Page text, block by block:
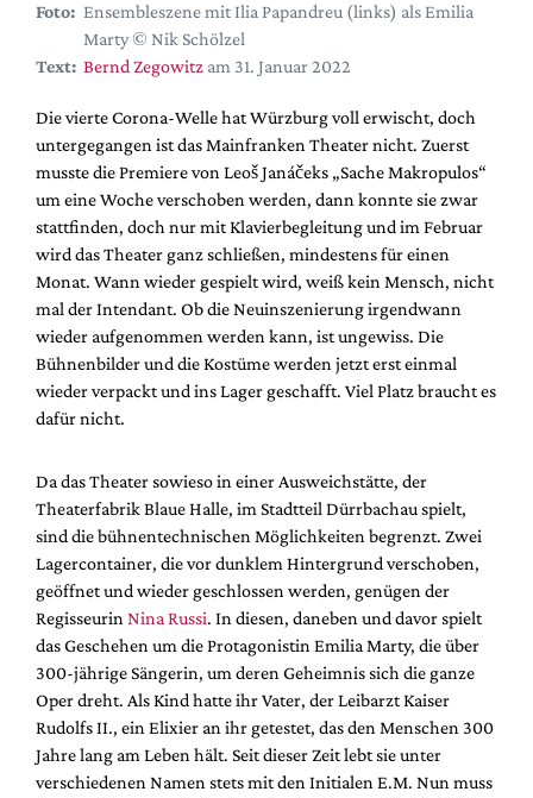
Festival-Planer
Hefte
Alle Hefte
Leseproben
Podcast
Service
Shop / Abo
Newsletter
Redaktion
Autor:innen
Partner
Suche
Foto: Ensembleszene mit Ilia Papandreu (links) als Emilia
Marty © Nik Schölzel
Text: Bernd Zegowitz am 31. Januar 2022
Die vierte Corona-Welle hat Würzburg voll erwischt, doch
untergegangen ist das Mainfranken Theater nicht. Zuerst
musste die Premiere von Leoš Janáčeks „Sache Makropulos“
um eine Woche verschoben werden, dann konnte sie zwar
stattfinden, doch nur mit Klavierbegleitung und im Februar
wird das Theater ganz schließen, mindestens für einen
Monat. Wann wieder gespielt wird, weiß kein Mensch, nicht
mal der Intendant. Ob die Neuinszenierung irgendwann
wieder aufgenommen werden kann, ist ungewiss. Die
Bühnenbilder und die Kostüme werden jetzt erst einmal
wieder verpackt und ins Lager geschafft. Viel Platz braucht es
dafür nicht.
Da das Theater sowieso in einer Ausweichstätte, der
Theaterfabrik Blaue Halle, im Stadtteil Dürrbachau spielt,
sind die bühnentechnischen Möglichkeiten begrenzt. Zwei
Lagercontainer, die vor dunklem Hintergrund verschoben,
geöffnet und wieder geschlossen werden, genügen der
Regisseurin Nina Russi. In diesen, daneben und davor spielt
das Geschehen um die Protagonistin Emilia Marty, die über
300-jährige Sängerin, um deren Geheimnis sich die ganze
Oper dreht. Als Kind hatte ihr Vater, der Leibarzt Kaiser
Rudolfs II., ein Elixier an ihr getestet, das den Menschen 300
Jahre lang am Leben hält. Seit dieser Zeit lebt sie unter
verschiedenen Namen stets mit den Initialen E.M. Nun muss